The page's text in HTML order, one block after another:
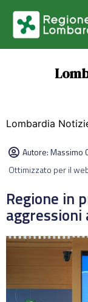
Lombardia
Autore:Massimo
Ottimizzato per il
Regione in